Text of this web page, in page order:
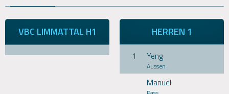
VBC LIMMATTAL H1 HERREN 1
1 Yeng
Aussen
Manuel